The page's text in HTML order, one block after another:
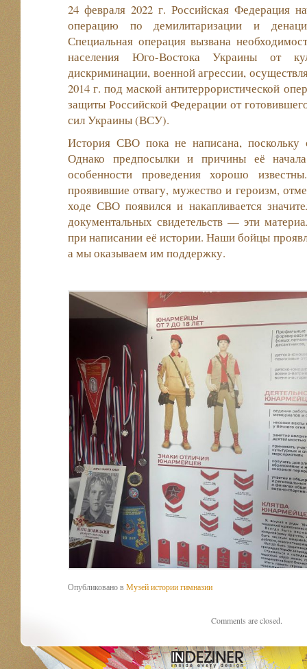
24 февраля 2022 г. Российская Федерация
операцию по демилитаризации и
Специальная операция вызвана
населения Юго-Востока Украины от
дискриминации, военной агрессии,
2014 г. под маской антитеррористической
защиты Российской Федерации от
сил Украины (ВСУ).
История СВО пока не написана, поскольку
Однако предпосылки и причины её
особенности проведения хорошо
проявившие отвагу, мужество и героизм,
ходе СВО появился и накапливается
документальных свидетельств — эти
при написании её истории. Наши бойцы
а мы оказываем им поддержку.
Опубликовано вМузей истории гимназии
Comments are closed.